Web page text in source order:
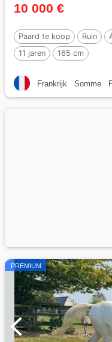
10 000 €
Paard te koop Ruin
11 jaren
165 cm
Frankrijk Somme
PREMIUM